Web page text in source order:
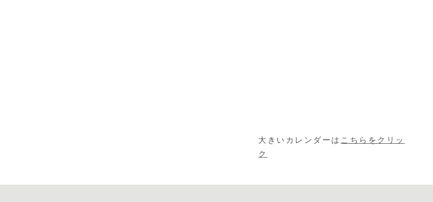
大きいカレンダーは こちらをクリッ
ク